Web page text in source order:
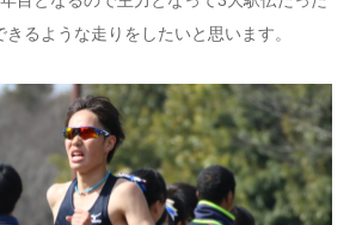
るような走りをしたいと思います。